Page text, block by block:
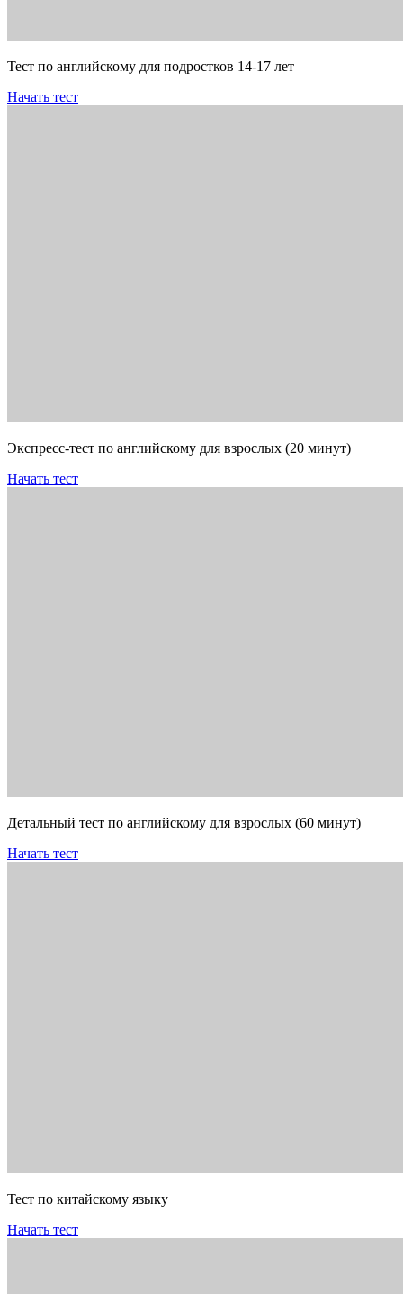
Тест по английскому для подростков 14-17 лет
Начать тест
Экспресс-тест по английскому для взрослых (20 минут)
Начать тест
Детальный тест по английскому для взрослых (60 минут)
Начать тест
Тест по китайскому языку
Начать тест